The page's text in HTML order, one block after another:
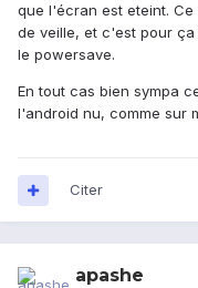
que l'écran est eteint.
de veille, et c'est pour
le powersave.
En tout cas bien sympa
l'android nu, comme sur
Citer
apashe